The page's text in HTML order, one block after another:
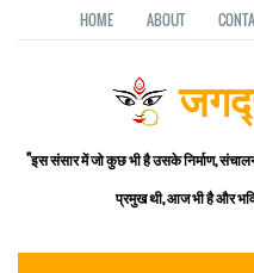
HOME ABOUT
"इस संसार में जो कुछ भी है उसके निर्माण,
प्रमुख थी, आज भी है और